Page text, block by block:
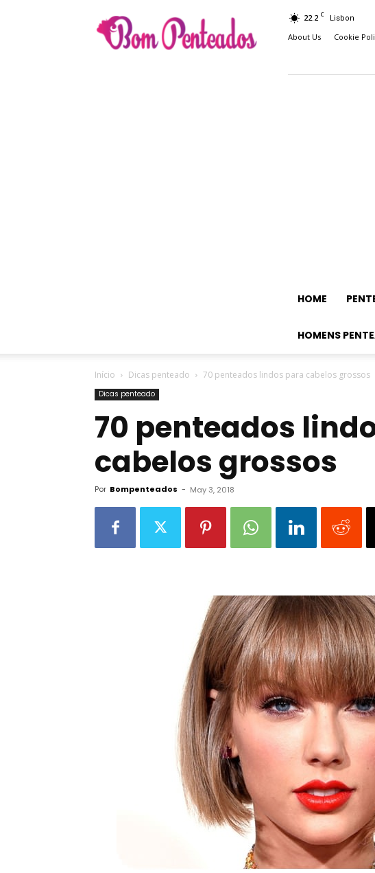
Penteados
22.2 C Lisbon
About Us
Cookie
HOME
HOMENS
Início Dicas penteado 70 penteados lindos para cabelos grossos
Dicas penteado
70 penteados
cabelos grossos
Por Bompenteados - May 3, 2018